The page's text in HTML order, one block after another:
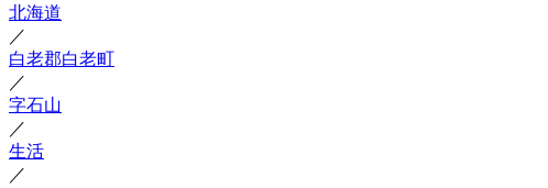
北海道
／
白老郡白老町
／
字石山
／
生活
／